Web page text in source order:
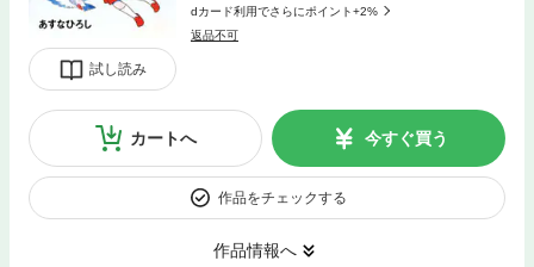
試し読み
dカード利用でさらにポイント+2%
返品不可
カートへ 今すぐ買う
作品をチェックする
作品情報へ